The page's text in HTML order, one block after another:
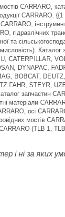
CARRARO,
CARRARO. {{1
гідравлічних
та
CATERPILLAR,
DYNAPAC,
BOBCAT,
FAHR, STEYR,
запчастин
матеріали
осі
мостів
CARRARO (TLB 1,
і ні за яких